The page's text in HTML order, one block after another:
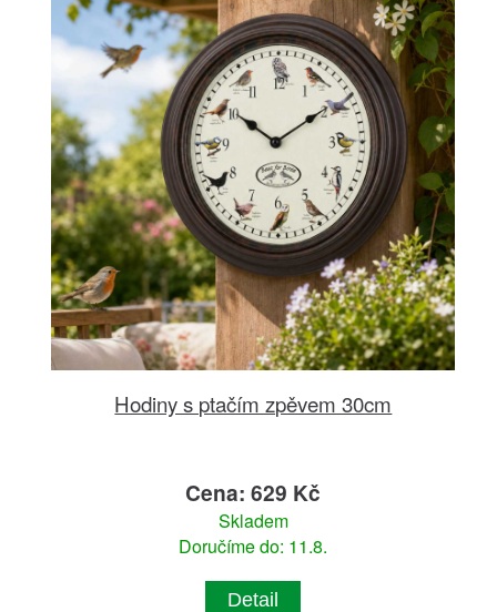
Hodiny s ptačím zpěvem 30cm
Cena: 629 Kč
Skladem
Doručíme do: 11.8.
Detail